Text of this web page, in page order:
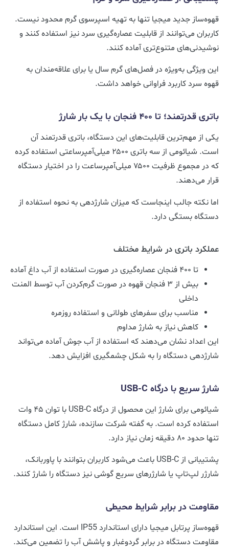
قهوه‌ساز جدید میجیا تنها به تهیه اسپرسوی گرم محدود نیست.
کاربران می‌توانند از قابلیت عصاره‌گیری سرد نیز استفاده کنند و
نوشیدنی‌های متنوع‌تری آماده کنند.
این ویژگی به‌ویژه در فصل‌های گرم سال یا برای علاقه‌مندان به
قهوه سرد کاربرد فراوانی خواهد داشت.
باتری قدرتمند؛ تا ۴۰۰ فنجان با یک بار شارژ
یکی از مهم‌ترین قابلیت‌های این دستگاه، باتری قدرتمند آن
است. شیائومی از سه باتری ۲۵۰۰ میلی‌آمپرساعتی استفاده کرده
که در مجموع ظرفیت ۷۵۰۰ میلی‌آمپرساعت را در اختیار دستگاه
قرار می‌دهند.
اما نکته جالب اینجاست که میزان شارژدهی به نحوه استفاده از
دستگاه بستگی دارد.
عملکرد باتری در شرایط مختلف
تا ۴۰۰ فنجان عصاره‌گیری در صورت استفاده از آب داغ آماده
بیش از ۳ فنجان قهوه در صورت گرم‌کردن آب توسط المنت
داخلی
مناسب برای سفرهای طولانی و استفاده روزمره
کاهش نیاز به شارژ مداوم
این اعداد نشان می‌دهند که استفاده از آب جوش آماده می‌تواند
شارژدهی دستگاه را به شکل چشمگیری افزایش دهد.
شارژ سریع با درگاه USB-C
شیائومی برای شارژ این محصول از درگاه USB-C با توان ۴۵ وات
استفاده کرده است. به گفته شرکت سازنده، شارژ کامل دستگاه
تنها حدود ۸۰ دقیقه زمان نیاز دارد.
پشتیبانی از USB-C باعث می‌شود کاربران بتوانند با پاوربانک،
شارژر لپ‌تاپ یا شارژرهای سریع گوشی نیز دستگاه را شارژ کنند.
مقاومت در برابر شرایط محیطی
قهوه‌ساز پرتابل میجیا دارای استاندارد IP55 است. این استاندارد
مقاومت دستگاه در برابر گردوغبار و پاشش آب را تضمین می‌کند.